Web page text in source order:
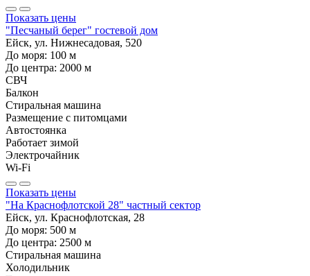
Показать цены
"Песчаный берег" гостевой дом
Ейск, ул. Нижнесадовая, 520
До моря: 100 м
До центра: 2000 м
СВЧ
Балкон
Стиральная машина
Размещение с питомцами
Автостоянка
Работает зимой
Электрочайник
Wi-Fi
Показать цены
"На Краснофлотской 28" частный сектор
Ейск, ул. Краснофлотская, 28
До моря: 500 м
До центра: 2500 м
Стиральная машина
Холодильник